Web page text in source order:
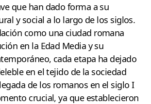
que han dado forma a su
y social a lo largo de los siglos.
como una ciudad romana
en la Edad Media y su
cada etapa ha dejado
en el tejido de la sociedad
de los romanos en el siglo I
crucial, ya que establecieron